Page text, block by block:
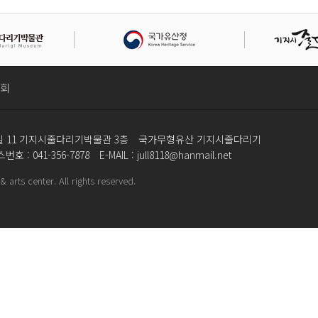
11 기지시줄다리기박물관 3층
국가무형유산 기지시줄다리기
번호 : 041-356-7878
E-MAIL : jull8118@hanmail.net
arts center. All rights reserved.